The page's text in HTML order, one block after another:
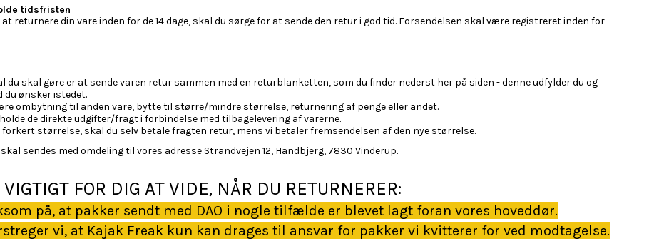
tidsfristen
at returnere din vare inden for de 14 dage, skal du sørge for at sende den retur i god tid. Forsendelsen skal være registreret inden for
du skal gøre er at sende varen retur sammen med en returblanketten, som du finder nederst her på siden - denne udfylder du og
du ønsker istedet.
ombytning til anden vare, bytte til større/mindre størrelse, returnering af penge eller andet.
de direkte udgifter/fragt i forbindelse med tilbagelevering af varerne.
forkert størrelse, skal du selv betale fragten retur, mens vi betaler fremsendelsen af den nye størrelse.
sendes med omdeling til vores adresse Strandvejen 12, Handbjerg, 7830 Vinderup.
FOR DIG AT VIDE, NÅR DU RETURNERER:
på, at pakker sendt med DAO i nogle tilfælde er blevet lagt foran vores hoveddør.
vi, at Kajak Freak kun kan drages til ansvar for pakker vi kvitterer for ved modtagelse.